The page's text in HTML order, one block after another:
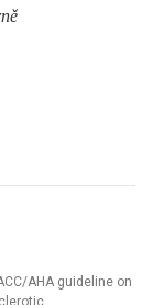
AHA guideline on